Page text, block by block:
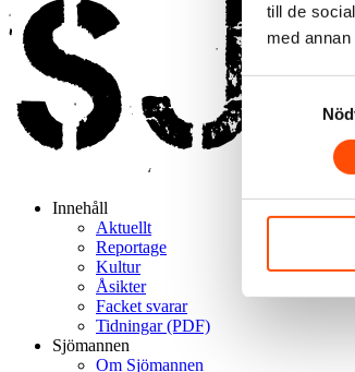
till de
med
Samtyckesval
Innehåll
Aktuellt
Reportage
Kultur
Åsikter
Facket svarar
Tidningar (PDF)
Sjömannen
Om Sjömannen